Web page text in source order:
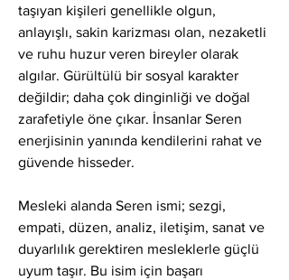
taşıyan kişileri genellikle olgun,
anlayışlı, sakin karizması olan, nezaketli
ve ruhu huzur veren bireyler olarak
algılar. Gürültülü bir sosyal karakter
değildir; daha çok dinginliği ve doğal
zarafetiyle öne çıkar. İnsanlar Seren
enerjisinin yanında kendilerini rahat ve
güvende hisseder.
Mesleki alanda Seren ismi; sezgi,
empati, düzen, analiz, iletişim, sanat ve
duyarlılık gerektiren mesleklerle güçlü
uyum taşır. Bu isim için başarı